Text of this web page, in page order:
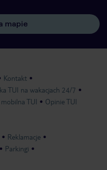
mapie
Kontakt
TUI na wakacjach 24/7
TUI Opinie TUI
Reklamacje
Parkingi